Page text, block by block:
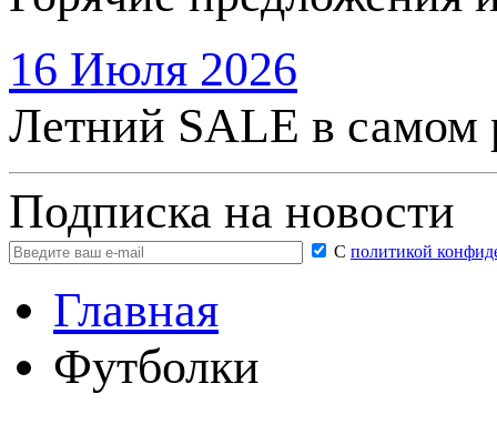
16 Июля 2026
Летний SALE в самом
Подписка на новости
С политикой
Главная
Футболки